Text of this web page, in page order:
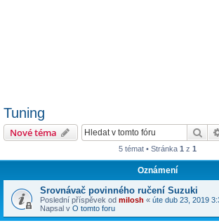
Tuning
Nové téma
5 témat • Stránka 1 z 1
Oznámení
Srovnávač povinného ručení Suzuki
Poslední příspěvek od milosh « úte dub 23, 2019
Napsal v O tomto foru